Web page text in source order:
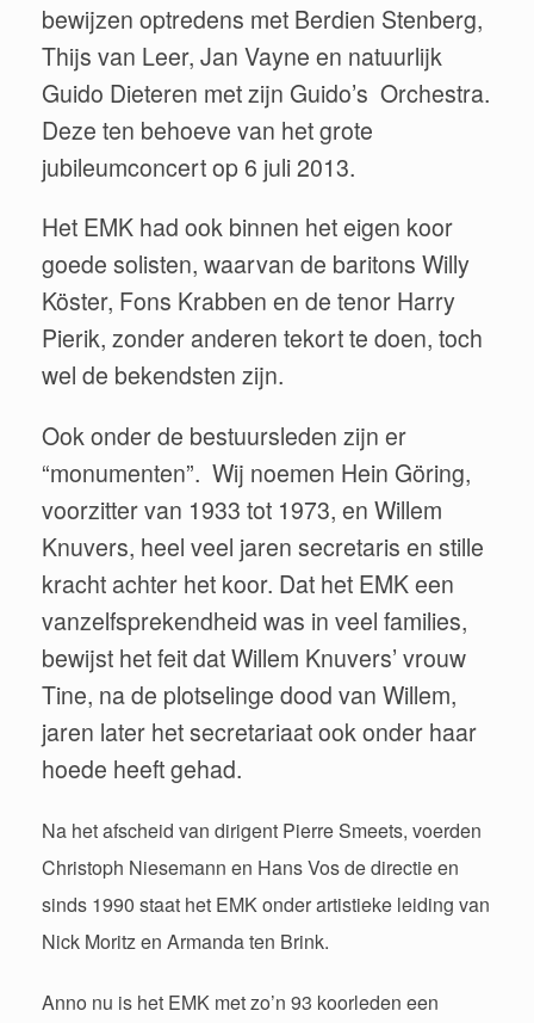
bewijzen optredens met Berdien Stenberg,
Thijs van Leer, Jan Vayne en natuurlijk
Guido Dieteren met zijn Guido’s Orchestra.
Deze ten behoeve van het grote
jubileumconcert op 6 juli 2013.
Het EMK had ook binnen het eigen koor
goede solisten, waarvan de baritons Willy
Köster, Fons Krabben en de tenor Harry
Pierik, zonder anderen tekort te doen, toch
wel de bekendsten zijn.
Ook onder de bestuursleden zijn er
“monumenten”. Wij noemen Hein Göring,
voorzitter van 1933 tot 1973, en Willem
Knuvers, heel veel jaren secretaris en stille
kracht achter het koor. Dat het EMK een
vanzelfsprekendheid was in veel families,
bewijst het feit dat Willem Knuvers’ vrouw
Tine, na de plotselinge dood van Willem,
jaren later het secretariaat ook onder haar
hoede heeft gehad.
Na het afscheid van dirigent Pierre Smeets, voerden
Christoph Niesemann en Hans Vos de directie en
sinds 1990 staat het EMK onder artistieke leiding van
Nick Moritz en Armanda ten Brink.
Anno nu is het EMK met zo’n 93 koorleden een